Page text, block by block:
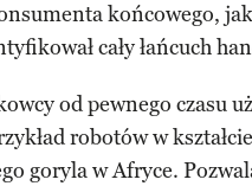
końcowego,
cały łańcuch
od pewnego czasu
robotów w
goryla w Afryce.